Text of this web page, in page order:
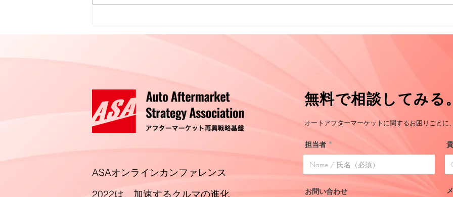
プロフィール 伊倉 大介 プロフィール 関根 武史 プロ
ASAオンラインカンファレンス
2022は、加速するクルマの進化
​無料で相談してみる。
オートアフターマーケットに関するお困りごとに
担当者
お問い合わせ